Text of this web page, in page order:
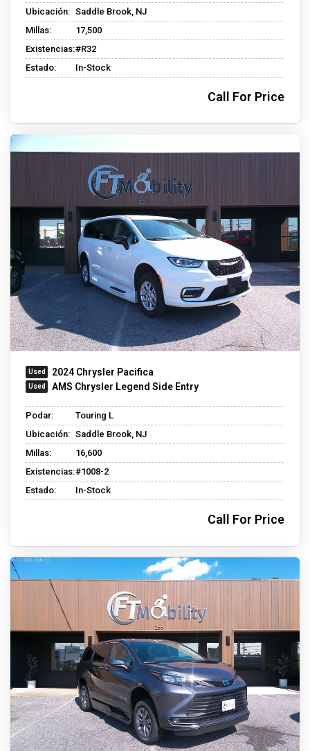
Ubicación: Saddle Brook, NJ
Millas:
17,500
Existencias:#R32
Estado:
In-Stock
Call For Price
2024 Chrysler Pacifica
AMS Chrysler Legend Side Entry
Podar:
Touring L
Ubicación: Saddle Brook, NJ
Millas:
16,600
Existencias:#1008-2
Estado:
In-Stock
Call For Price